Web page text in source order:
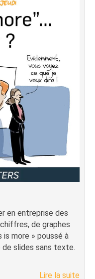
en entreprise des
de graphes
is more » poussé à
de slides sans texte.
Lire la suite